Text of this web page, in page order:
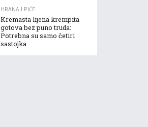
HRANA I PIĆE
Kremasta lijena krempita
gotova bez puno truda:
Potrebna su samo četiri
sastojka